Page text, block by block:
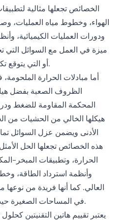
الخصائص تجعلها مثالية
الهواء، وخطوط مياه العمليات،
ودورات العمليات الكيميائية،
ميزة في العمل مع السوائل
أو التي يتوقع تكوين رواسب بمرور الوقت.
أما مبادلات الحرارة
الظروف الصعبة بفضل
المحكمة المقاومة للضغط
هيكلها الخالي من الحشيات من
الأدنى ويضمن عزل السوائل
هذه الخصائص تجعلها الحل
الحرارة، وتطبيقات المبخر-
وأنظمة استرداد الطاقة،
العالي. كما أنها فريدة من نوعها
في المساحات الصغيرة حيث تكون المساحة محدودة.
يعتبر تقييم هاتين التقنيتين